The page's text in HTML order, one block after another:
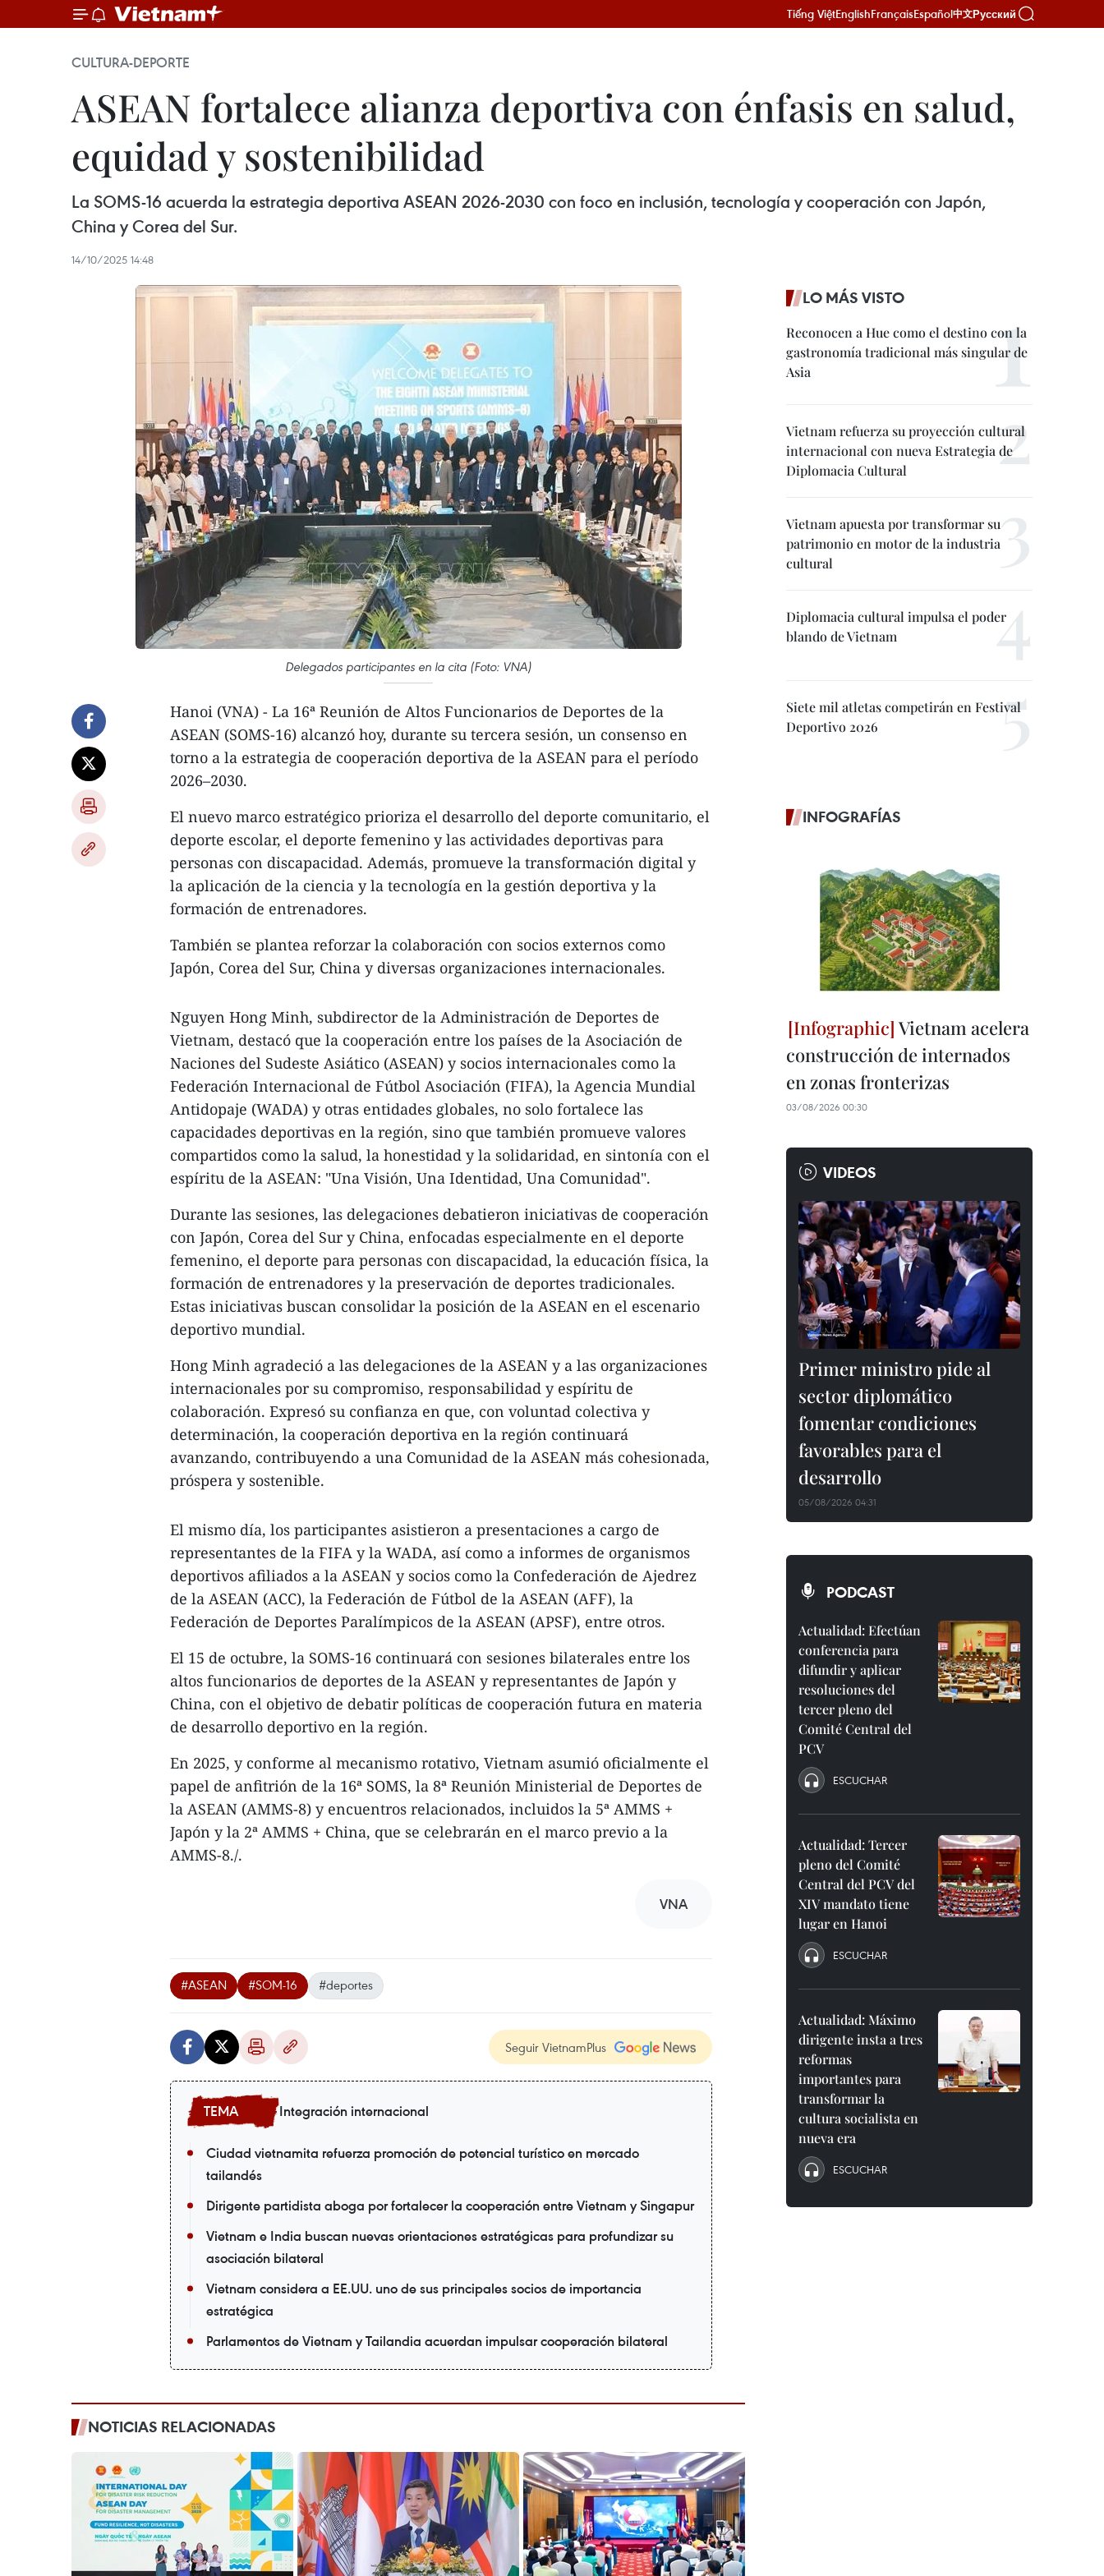
Tiếng ViệtEnglishFrançaisEspañol中文Русский
CULTURA-DEPORTE
ASEAN fortalece alianza deportiva con énfasis en salud,
equidad y sostenibilidad
La SOMS-16 acuerda la estrategia deportiva ASEAN 2026-2030 con foco en inclusión, tecnología y cooperación con Japón,
China y Corea del Sur.
14/10/2025 14:48
Delegados participantes en la cita (Foto: VNA)
Hanoi (VNA) - La 16ª Reunión de Altos Funcionarios de Deportes de la
ASEAN (SOMS-16) alcanzó hoy, durante su tercera sesión, un consenso en
torno a la estrategia de cooperación deportiva de la ASEAN para el período
2026–2030.
El nuevo marco estratégico prioriza el desarrollo del deporte comunitario, el
deporte escolar, el deporte femenino y las actividades deportivas para
personas con discapacidad. Además, promueve la transformación digital y
la aplicación de la ciencia y la tecnología en la gestión deportiva y la
formación de entrenadores.
También se plantea reforzar la colaboración con socios externos como
Japón, Corea del Sur, China y diversas organizaciones internacionales.
Nguyen Hong Minh, subdirector de la Administración de Deportes de
Vietnam, destacó que la cooperación entre los países de la Asociación de
Naciones del Sudeste Asiático (ASEAN) y socios internacionales como la
Federación Internacional de Fútbol Asociación (FIFA), la Agencia Mundial
Antidopaje (WADA) y otras entidades globales, no solo fortalece las
capacidades deportivas en la región, sino que también promueve valores
compartidos como la salud, la honestidad y la solidaridad, en sintonía con el
espíritu de la ASEAN: "Una Visión, Una Identidad, Una Comunidad".
Durante las sesiones, las delegaciones debatieron iniciativas de cooperación
con Japón, Corea del Sur y China, enfocadas especialmente en el deporte
femenino, el deporte para personas con discapacidad, la educación física, la
formación de entrenadores y la preservación de deportes tradicionales.
Estas iniciativas buscan consolidar la posición de la ASEAN en el escenario
deportivo mundial.
Hong Minh agradeció a las delegaciones de la ASEAN y a las organizaciones
internacionales por su compromiso, responsabilidad y espíritu de
colaboración. Expresó su confianza en que, con voluntad colectiva y
determinación, la cooperación deportiva en la región continuará
avanzando, contribuyendo a una Comunidad de la ASEAN más cohesionada,
próspera y sostenible.
El mismo día, los participantes asistieron a presentaciones a cargo de
representantes de la FIFA y la WADA, así como a informes de organismos
deportivos afiliados a la ASEAN y socios como la Confederación de Ajedrez
de la ASEAN (ACC), la Federación de Fútbol de la ASEAN (AFF), la
Federación de Deportes Paralímpicos de la ASEAN (APSF), entre otros.
El 15 de octubre, la SOMS-16 continuará con sesiones bilaterales entre los
altos funcionarios de deportes de la ASEAN y representantes de Japón y
China, con el objetivo de debatir políticas de cooperación futura en materia
de desarrollo deportivo en la región.
En 2025, y conforme al mecanismo rotativo, Vietnam asumió oficialmente el
papel de anfitrión de la 16ª SOMS, la 8ª Reunión Ministerial de Deportes de
la ASEAN (AMMS-8) y encuentros relacionados, incluidos la 5ª AMMS +
Japón y la 2ª AMMS + China, que se celebrarán en el marco previo a la
AMMS-8./.
VNA
#ASEAN #SOM-16 #deportes
Seguir VietnamPlus
Integración internacional
Ciudad vietnamita refuerza promoción de potencial turístico en mercado
tailandés
Dirigente partidista aboga por fortalecer la cooperación entre Vietnam y Singapur
Vietnam e India buscan nuevas orientaciones estratégicas para profundizar su
asociación bilateral
Vietnam considera a EE.UU. uno de sus principales socios de importancia
estratégica
Parlamentos de Vietnam y Tailandia acuerdan impulsar cooperación bilateral
NOTICIAS RELACIONADAS
LO MÁS VISTO
Reconocen a Hue como el destino con la
gastronomía tradicional más singular de
Asia
Vietnam refuerza su proyección cultural
internacional con nueva Estrategia de
Diplomacia Cultural
Vietnam apuesta por transformar su
patrimonio en motor de la industria
cultural
Diplomacia cultural impulsa el poder
blando de Vietnam
Siete mil atletas competirán en Festival
Deportivo 2026
INFOGRAFÍAS
Vietnam acelera
construcción de internados
en zonas fronterizas
03/08/2026 00:30
VIDEOS
Primer ministro pide al
sector diplomático
fomentar condiciones
favorables para el
desarrollo
05/08/2026 04:31
PODCAST
Actualidad: Efectúan
conferencia para
difundir y aplicar
resoluciones del
tercer pleno del
Comité Central del
PCV
ESCUCHAR
Actualidad: Tercer
pleno del Comité
Central del PCV del
XIV mandato tiene
lugar en Hanoi
ESCUCHAR
Actualidad: Máximo
dirigente insta a tres
reformas
importantes para
transformar la
cultura socialista en
nueva era
ESCUCHAR